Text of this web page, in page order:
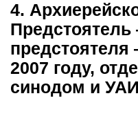
4.
предстоятеля
2007 году,
синодом и